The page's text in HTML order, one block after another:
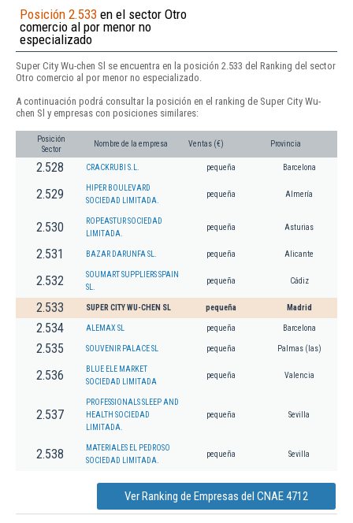
Posición 2.533 en el sector Otro
comercio al por menor no
especializado
Super City Wu-chen Sl se encuentra en la posición 2.533 del Ranking del sector
Otro comercio al por menor no especializado.
A continuación podrá consultar la posición en el ranking de Super City Wu-
chen Sl y empresas con posiciones similares:
Posición
Sector
Nombre de la empresa Ventas (€) Provincia
2.528 CRACKRUBI S.L. pequeña Barcelona
2.529
HIPER BOULEVARD
SOCIEDAD LIMITADA.
pequeña Almería
2.530
ROPEASTUR SOCIEDAD
LIMITADA.
pequeña Asturias
2.531 BAZAR DARUNFA SL. pequeña Alicante
2.532
SOUMART SUPPLIERS SPAIN
SL.
pequeña Cádiz
2.533 SUPER CITY WU-CHEN SL pequeña Madrid
2.534 ALEMAX SL pequeña Barcelona
2.535 SOUVENIR PALACE SL pequeña Palmas (las)
2.536
BLUE ELE MARKET
SOCIEDAD LIMITADA
pequeña Valencia
2.537
PROFESSIONALS SLEEP AND
HEALTH SOCIEDAD
LIMITADA.
pequeña Sevilla
2.538
MATERIALES EL PEDROSO
SOCIEDAD LIMITADA.
pequeña Sevilla
Ver Ranking de Empresas del CNAE 4712